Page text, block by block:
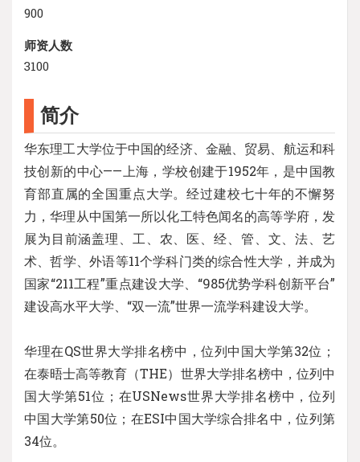
900
师资人数
3100
简介
华东理工大学位于中国的经济、金融、贸易、航运和科
技创新的中心——上海，学校创建于1952年，是中国教
育部直属的全国重点大学。经过建校七十年的不懈努
力，华理从中国第一所以化工特色闻名的高等学府，发
展为目前涵盖理、工、农、医、经、管、文、法、艺
术、哲学、外语等11个学科门类的综合性大学，并成为
国家“211工程”重点建设大学、“985优势学科创新平台”
建设高水平大学、“双一流”世界一流学科建设大学。
华理在QS世界大学排名榜中，位列中国大学第32位；
在泰晤士高等教育（THE）世界大学排名榜中，位列中
国大学第51位；在USNews世界大学排名榜中，位列
中国大学第50位；在ESI中国大学综合排名中，位列第
34位。